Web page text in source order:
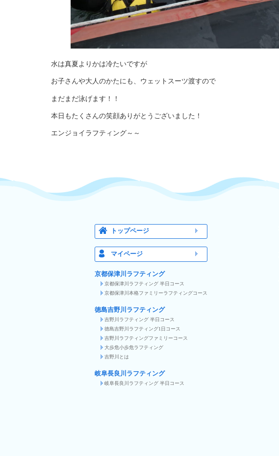
水は真夏よりかは冷たいですが
お子さんや大人のかたにも、ウェットスーツ渡すので
まだまだ泳げます！！
本日もたくさんの笑顔ありがとうございました！
エンジョイラフティング～～
トップページ
マイページ
京都保津川ラフティング
京都保津川ラフティング 半日コース
京都保津川本格ファミリーラフティングコース
徳島吉野川ラフティング
吉野川ラフティング 半日コース
徳島吉野川ラフティング1日コース
吉野川ラフティングファミリーコース
大歩危小歩危ラフティング
吉野川とは
岐阜長良川ラフティング
岐阜長良川ラフティング 半日コース